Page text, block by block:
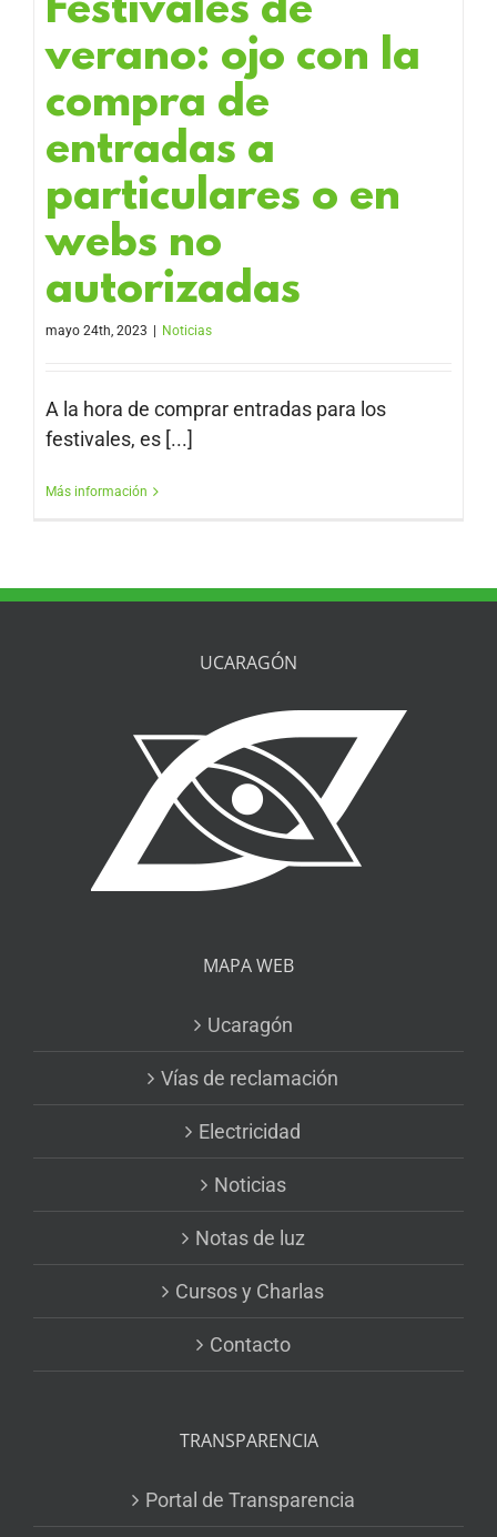
Festivales de
verano: ojo con la
compra de
entradas a
particulares o en
webs no
autorizadas
mayo 24th, 2023 Noticias
A la hora de comprar entradas para los
festivales, es [...]
Más información
UCARAGÓN
MAPA WEB
Ucaragón
Vías de reclamación
Electricidad
Noticias
Notas de luz
Cursos y Charlas
Contacto
TRANSPARENCIA
Portal de Transparencia